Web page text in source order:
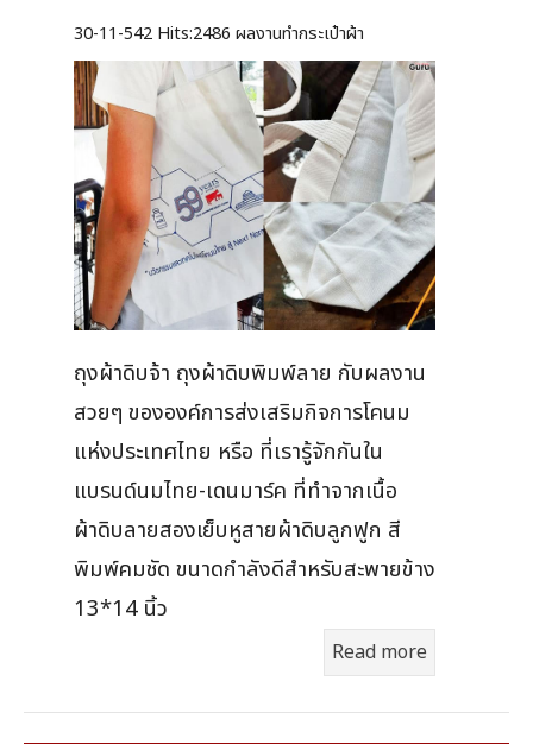
30-11-542 Hits:2486 ผลงานทำกระเป๋าผ้า
ถุงผ้าดิบจ้า ถุงผ้าดิบพิมพ์ลาย กับผลงาน
สวยๆ ขององค์การส่งเสริมกิจการโคนม
แห่งประเทศไทย หรือ ที่เรารู้จักกันใน
แบรนด์นมไทย-เดนมาร์ค ที่ทำจากเนื้อ
ผ้าดิบลายสองเย็บหูสายผ้าดิบลูกฟูก สี
พิมพ์คมชัด ขนาดกำลังดีสำหรับสะพายข้าง
13*14 นิ้ว
Read more